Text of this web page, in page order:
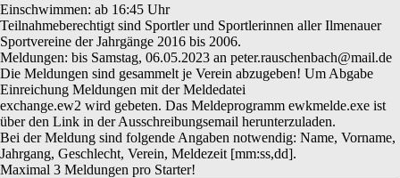
Einschwimmen: ab 16:45 Uhr
Teilnahmeberechtigt sind Sportler und Sportlerinnen aller Ilmenauer
Sportvereine derJahrgänge 2016 bis 2006.
Meldungen: bis Samstag, 06.05.2023 an peter.rauschenbach@mail.de
Die Meldungen sind gesammelt je Verein abzugeben! Um Abgabe
Einreichung Meldungen mit der Meldedatei
exchange.ew2 wird gebeten. Das Meldeprogramm ewkmelde.exe ist
über den Link in der Ausschreibungsemail herunterzuladen.
Bei der Meldung sind folgende Angaben notwendig: Name, Vorname,
Jahrgang, Geschlecht, Verein, Meldezeit [mm:ss,dd].
Maximal 3 Meldungen pro Starter!